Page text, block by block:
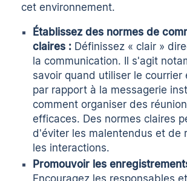
cet environnement.
Établissez des normes de
claires : Définissez « clair »
la communication. Il s'agit
savoir quand utiliser le courrier
par rapport à la messagerie
comment organiser des
efficaces. Des normes claires
d'éviter les malentendus et de
les interactions.
Promouvoir les